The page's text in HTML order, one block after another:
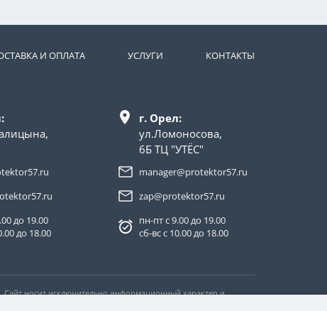
И ОПЛАТА УСЛУГИ КОНТАКТЫ
до 19.00
до 18.00
г. Орел:
ул.Ломоносова,
6Б ТЦ "УТЁС"
manager@protektor57.ru
zap@protektor57.ru
пн-пт с 9.00 до 19.00
сб-вс с 10.00 до 18.00
носит исключительно информационный характер и